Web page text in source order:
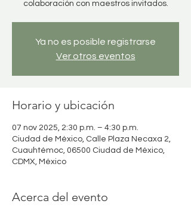
colaboración con maestros invitados.
Ya no es posible registrarse
Ver otros eventos
Horario y ubicación
07 nov 2025, 2:30 p.m. – 4:30 p.m.
Ciudad de México, Calle Plaza Necaxa 2,
Cuauhtémoc, 06500 Ciudad de México,
CDMX, México
Acerca del evento